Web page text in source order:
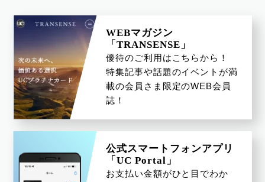
旅行用品レンタル ホテル椿山荘東京
MOGANA
OLIVIERS&CO(オリヴ
ィエアンドコー)
ANNAYAKE
WEBマガジン
「TRANSENSE」
優待のご利用はこちらから！
特集記事や話題のイベントが満
載の会員さま限定のWEB会員
誌！
公式スマートフォンアプリ
「UC Portal」
お支払い金額がひと目でわか